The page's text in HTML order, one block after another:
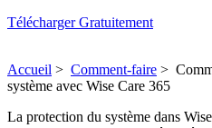
Télécharger Gratuitement
Accueil > Comment-faire >
système avec Wise Care 365
La protection du système dans